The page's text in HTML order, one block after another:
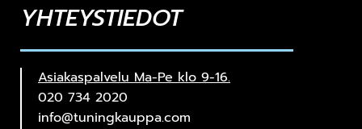
YHTEYSTIEDOT
Asiakaspalvelu Ma-Pe klo 9-16.
020 734 2020
info@tuningkauppa.com